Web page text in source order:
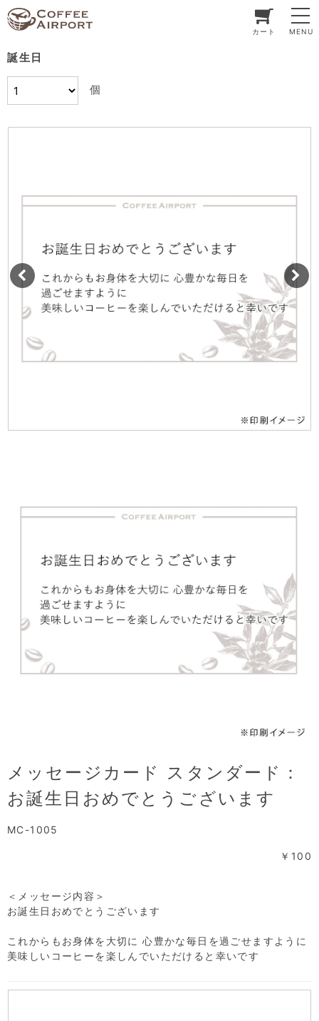
カート MENU
誕生日
個
メッセージカード スタンダード：
お誕生日おめでとうございます
MC-1005
￥100
＜メッセージ内容＞
お誕生日おめでとうございます
これからもお身体を大切に 心豊かな毎日を過ごせますように
美味しいコーヒーを楽しんでいただけると幸いです